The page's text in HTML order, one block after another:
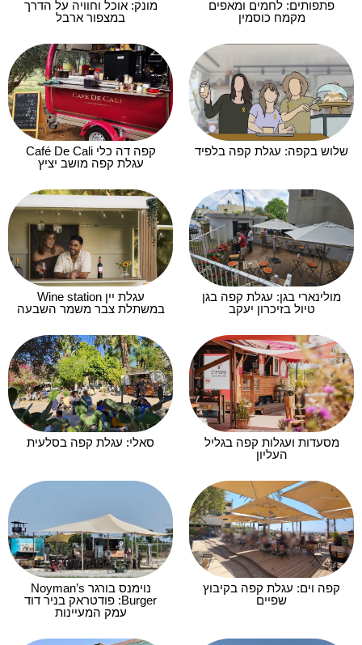
פתפותים: לחמים ומאפים
מקמח כוסמין
מונק: אוכל וחוויה על הדרך
במצפור ארבל
שלוש בקפה: עגלת קפה בלפיד
קפה דה כלי Café De Cali
עגלת קפה מושב יציץ
מולינארי בגן: עגלת קפה בגן
טיול בזיכרון יעקב
עגלת יין Wine station
במשתלת צבר משמר השבעה
מסעדות ועגלות קפה בגליל
העליון
סאלי: עגלת קפה בסלעית
קפה וים: עגלת קפה בקיבוץ
שפיים
נוימנס בורגר Noyman’s
Burger: פודטראק בניר דוד
עמק המעיינות